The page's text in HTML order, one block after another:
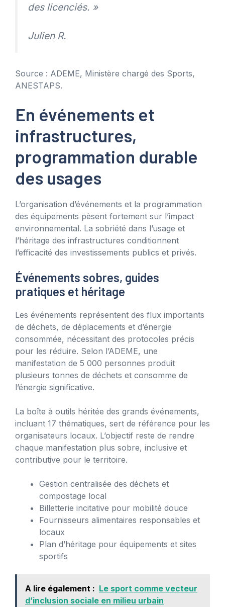
des licenciés. »
Julien R.
Source : ADEME, Ministère chargé des Sports,
ANESTAPS.
En événements et
infrastructures,
programmation durable
des usages
L’organisation d’événements et la programmation
des équipements pèsent fortement sur l’impact
environnemental. La sobriété dans l’usage et
l’héritage des infrastructures conditionnent
l’efficacité des investissements publics et privés.
Événements sobres, guides
pratiques et héritage
Les événements représentent des flux importants
de déchets, de déplacements et d’énergie
consommée, nécessitant des protocoles précis
pour les réduire. Selon l’ADEME, une
manifestation de 5 000 personnes produit
plusieurs tonnes de déchets et consomme de
l’énergie significative.
La boîte à outils héritée des grands événements,
incluant 17 thématiques, sert de référence pour les
organisateurs locaux. L’objectif reste de rendre
chaque manifestation plus sobre, inclusive et
contributive pour le territoire.
Gestion centralisée des déchets et
compostage local
Billetterie incitative pour mobilité douce
Fournisseurs alimentaires responsables et
locaux
Plan d’héritage pour équipements et sites
sportifs
A lire également : Le sport comme vecteur
d’inclusion sociale en milieu urbain